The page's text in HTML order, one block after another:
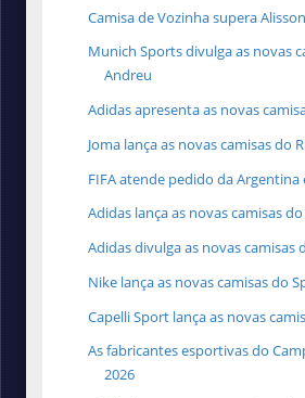
Camisa de Vozinha supera
Munich Sports divulga as novas
Andreu
Adidas apresenta as novas
Joma lança as novas camisas do
FIFA atende pedido da Argentina
Adidas lança as novas camisas
Adidas divulga as novas camisas
Nike lança as novas camisas do
Capelli Sport lança as novas
As fabricantes esportivas do
2026